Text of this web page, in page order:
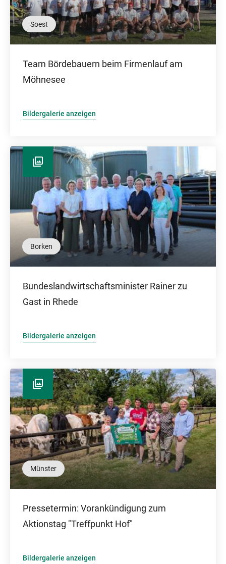
Soest
Team Bördebauern beim Firmenlauf am
Möhnesee
Bildergalerie anzeigen
Borken
Bundeslandwirtschaftsminister Rainer zu
Gast in Rhede
Bildergalerie anzeigen
Münster
Pressetermin: Vorankündigung zum
Aktionstag "Treffpunkt Hof"
Bildergalerie anzeigen